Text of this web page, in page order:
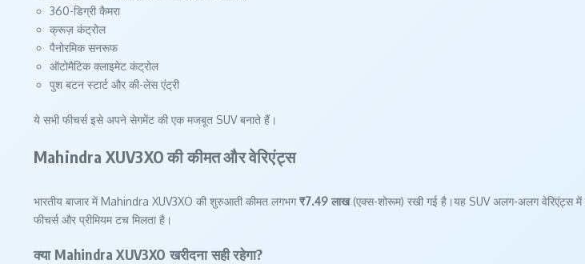
360-डिग्री कैमरा
क्रूज़ कंट्रोल
पैनोरमिक सनरूफ
ऑटोमैटिक क्लाइमेट कंट्रोल
पुश बटन स्टार्ट और की-लेस एंट्री
ये सभी फीचर्स इसे अपने सेगमेंट की एक मजबूत SUV बनाते हैं।
Mahindra XUV3XO की कीमत और वेरिएंट्स
भारतीय बाजार में Mahindra XUV3XO की शुरुआती कीमत लगभग₹7.49 लाख (एक्स-शोरूम) रखी गई है।यह SUV अलग-अलग वेरिएंट्स
फीचर्स और प्रीमियम टच मिलता है।
क्या Mahindra XUV3XO खरीदना सही रहेगा?